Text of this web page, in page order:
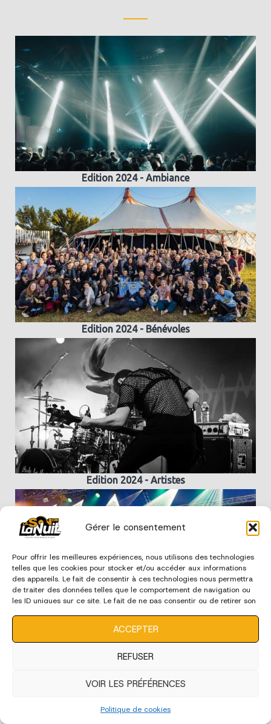
Gérer le consentement
Pour offrir les meilleures expériences, nous utilisons des technologies
telles que les cookies pour stocker et/ou accéder aux informations
des appareils. Le fait de consentir à ces technologies nous permettra
de traiter des données telles que le comportement de navigation ou
les ID uniques sur ce site. Le fait de ne pas consentir ou de retirer son
ACCEPTER
REFUSER
VOIR LES PRÉFÉRENCES
Politique de cookies
Edition 2024 - Ambiance
Edition 2024 - Bénévoles
Edition 2024 - Artistes
Edition 2024 - Ecoles de Musique
édition 2023